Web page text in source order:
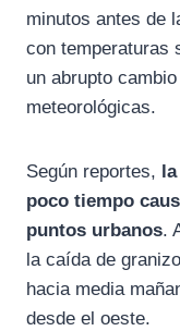
k
m
minutos antes de
con temperaturas
un abrupto
meteorológicas.
Según reportes,
poco tiempo
puntos urbanos.
la caída de
hacia media
desde el oeste.